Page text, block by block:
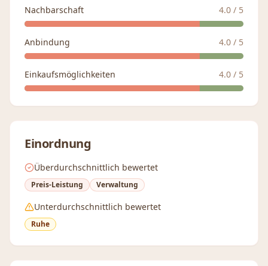
Nachbarschaft 4.0 / 5
Anbindung 4.0 / 5
Einkaufsmöglichkeiten 4.0 / 5
Einordnung
Überdurchschnittlich bewertet
Preis-Leistung Verwaltung
Unterdurchschnittlich bewertet
Ruhe